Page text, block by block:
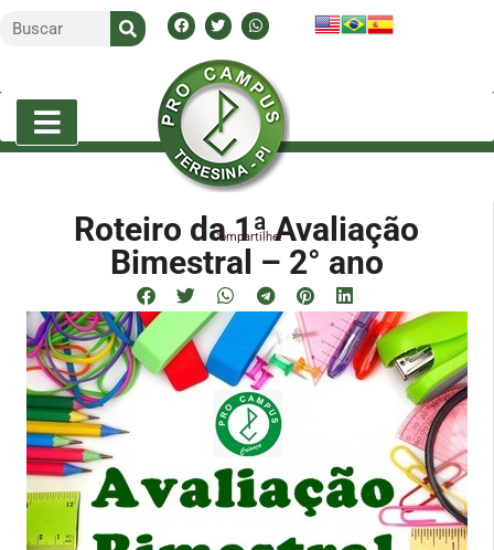
Roteiro da 1ª Avaliação
Bimestral – 2° ano
Compartilhe!